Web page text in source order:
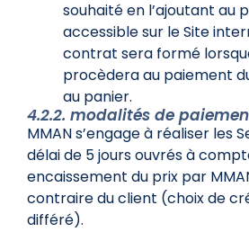
souhaité en l’ajoutant au
accessible sur le Site
contrat sera formé
procèdera au paiement
au panier.
4.2.2. modalités de
MMAN s’engage à réaliser les
délai de 5 jours ouvrés à
encaissement du prix par
contraire du client (choix de
différé).